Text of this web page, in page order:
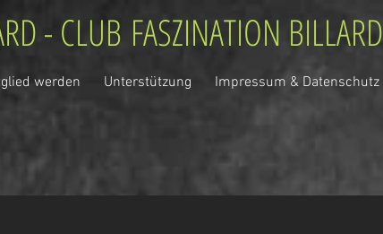
- CLUB FASZINATION BILLARD
werden Unterstützung Impressum & Datenschutz